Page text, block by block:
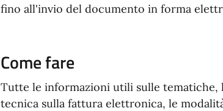
fino all'invio del documento in forma
Come fare
Tutte le informazioni utili sulle
tecnica sulla fattura elettronica, le